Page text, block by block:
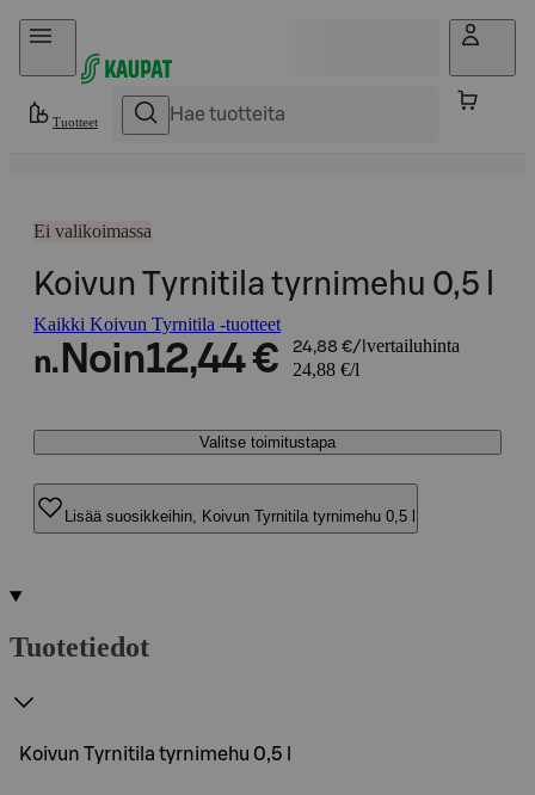
Hyppää sisältöön
Tuotteet
Ei valikoimassa
Koivun Tyrnitila tyrnimehu 0,5 l
Kaikki Koivun Tyrnitila -tuotteet
n. Noin12,44 € 24,88 €/l vertailuhinta
24,88 €/l
Valitse toimitustapa
Lisää suosikkeihin, Koivun Tyrnitila tyrnimehu 0,5 l
Tuotetiedot
Koivun Tyrnitila tyrnimehu 0,5 l